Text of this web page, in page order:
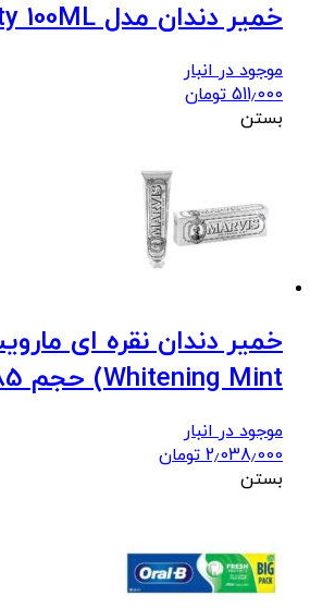
خمیر دندان مدل cavity 100ML
موجود در انبار
511٫000 تومان
بستن
Whitening Mint) حجم 85 میلی لیتر
موجود در انبار
2٫038٫000 تومان
بستن